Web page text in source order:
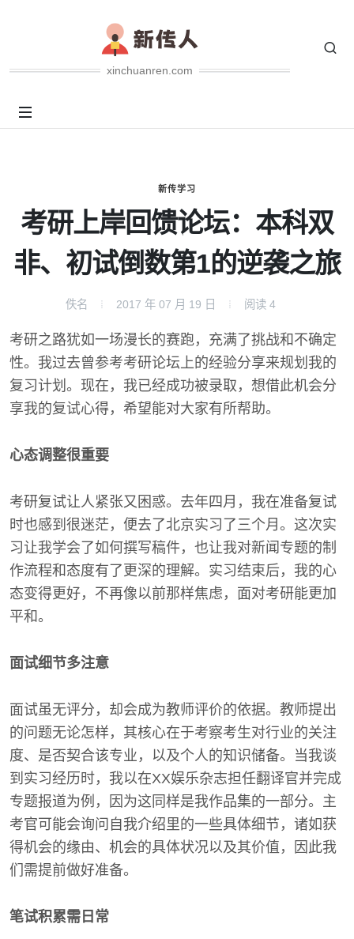
xinchuanren.com
新传学习
考研上岸回馈论坛：本科双
非、初试倒数第1的逆袭之旅
佚名 2017 年 07 月 19 日 阅读 4
考研之路犹如一场漫长的赛跑，充满了挑战和不确定
性。我过去曾参考考研论坛上的经验分享来规划我的
复习计划。现在，我已经成功被录取，想借此机会分
享我的复试心得，希望能对大家有所帮助。
心态调整很重要
考研复试让人紧张又困惑。去年四月，我在准备复试
时也感到很迷茫，便去了北京实习了三个月。这次实
习让我学会了如何撰写稿件，也让我对新闻专题的制
作流程和态度有了更深的理解。实习结束后，我的心
态变得更好，不再像以前那样焦虑，面对考研能更加
平和。
面试细节多注意
面试虽无评分，却会成为教师评价的依据。教师提出
的问题无论怎样，其核心在于考察考生对行业的关注
度、是否契合该专业，以及个人的知识储备。当我谈
到实习经历时，我以在XX娱乐杂志担任翻译官并完成
专题报道为例，因为这同样是我作品集的一部分。主
考官可能会询问自我介绍里的一些具体细节，诸如获
得机会的缘由、机会的具体状况以及其价值，因此我
们需提前做好准备。
笔试积累需日常